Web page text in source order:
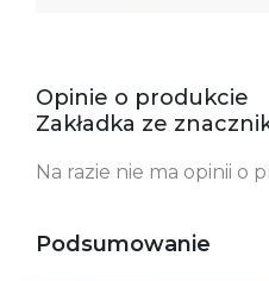
Opinie o produkcie
Zakładka ze
Na razie nie ma opinii o
Podsumowanie